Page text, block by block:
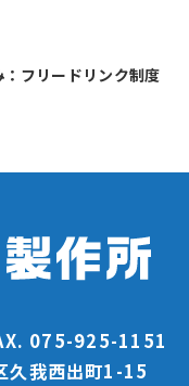
フリードリンク制度
075-925-1151
久我西出町1-15